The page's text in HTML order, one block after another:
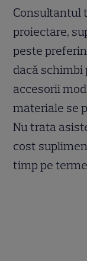
Consultantul
proiectare,
peste
dacă schimbi
accesorii
materiale se
Nu trata
cost
timp pe